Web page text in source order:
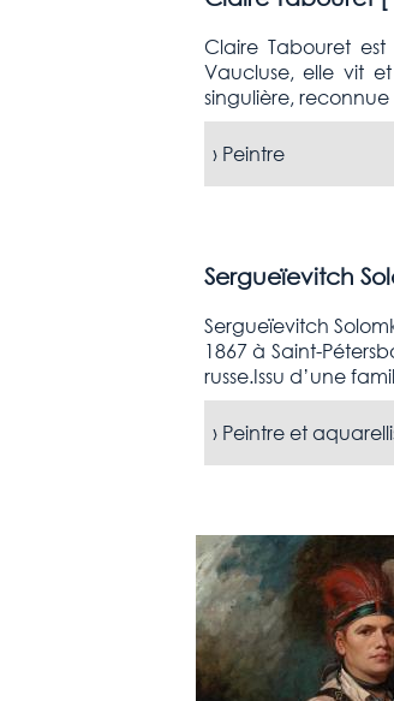
Claire Tabouret
Vaucluse, elle vit
singulière,
› Peintre
Sergueïevitch
Sergueïevitch
1867 à Saint-
russe.Issu d’une
› Peintre et